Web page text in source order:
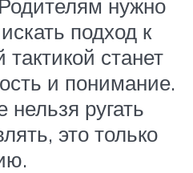
нужно
подход к
станет
и понимание.
ругать
это только